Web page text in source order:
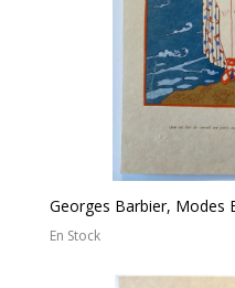
Georges Barbier, Modes
En Stock